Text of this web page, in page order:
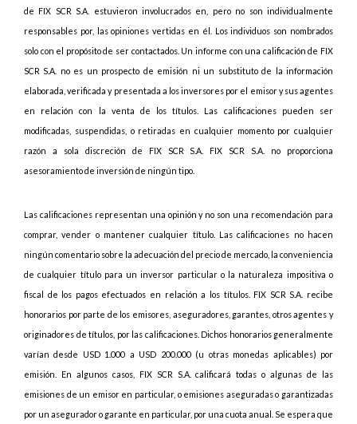
de FIX SCR S.A. estuvieron involucrados en, pero no son individualmente
responsables por, las opiniones vertidas en él. Los individuos son nombrados
solo con el propósito de ser contactados. Un informe con una calificación de FIX
SCR S.A. no es un prospecto de emisión ni un substituto de la información
elaborada, verificada y presentada a los inversores por el emisor y sus agentes
en relación con la venta de los títulos. Las calificaciones pueden ser
modificadas, suspendidas, o retiradas en cualquier momento por cualquier
razón a sola discreción de FIX SCR S.A. FIX SCR S.A. no proporciona
asesoramiento de inversión de ningún tipo.
Las calificaciones representan una opinión y no son una recomendación para
comprar, vender o mantener cualquier título. Las calificaciones no hacen
ningún comentario sobre la adecuación del precio de mercado, la conveniencia
de cualquier título para un inversor particular o la naturaleza impositiva o
fiscal de los pagos efectuados en relación a los títulos. FIX SCR S.A. recibe
honorarios por parte de los emisores, aseguradores, garantes, otros agentes y
originadores de títulos, por las calificaciones. Dichos honorarios generalmente
varían desde USD 1.000 a USD 200.000 (u otras monedas aplicables) por
emisión. En algunos casos, FIX SCR S.A. calificará todas o algunas de las
emisiones de un emisor en particular, o emisiones aseguradas o garantizadas
por un asegurador o garante en particular, por una cuota anual. Se espera que